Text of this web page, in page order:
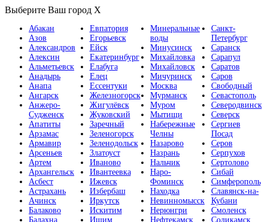
Выберите Ваш город X
Абакан
Азов
Александров
Алексин
Альметьевск
Анадырь
Анапа
Ангарск
Анжеро-
Судженск
Апатиты
Арзамас
Армавир
Арсеньев
Артем
Архангельск
Асбест
Астрахань
Ачинск
Балаково
Балахна
Евпатория
Егорьевск
Ейск
Екатеринбург
Елабуга
Елец
Ессентуки
Железногорск
Жигулёвск
Жуковский
Заречный
Зеленогорск
Зеленодольск
Златоуст
Иваново
Ивантеевка
Ижевск
Избербаш
Иркутск
Искитим
Ишим
Минеральные
воды
Минусинск
Михайловка
Михайловск
Мичуринск
Москва
Мурманск
Муром
Мытищи
Набережные
Челны
Назарово
Назрань
Нальчик
Наро-
Фоминск
Находка
Невинномысск
Нерюнгри
Нефтекамск
Санкт-
Петербург
Саранск
Сарапул
Саратов
Саров
Свободный
Севастополь
Северодвинск
Северск
Сергиев
Посад
Серов
Серпухов
Сертолово
Сибай
Симферополь
Славянск-на-
Кубани
Смоленск
Соликамск